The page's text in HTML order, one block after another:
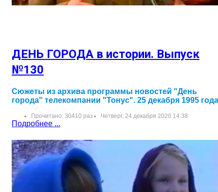
ДЕНЬ ГОРОДА в истории. Выпуск
№130
Сюжеты из архива программы новостей "День
города" телекомпании "Тонус". 25 декабря 1995 года
Прочитано: 30410 раз Четверг, 24 декабря 2020 14:38
Подробнее ...